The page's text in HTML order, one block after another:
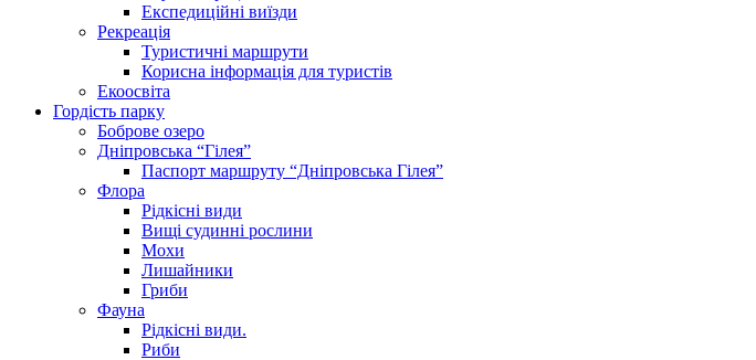
Експедиційні виїзди
Рекреація
Туристичні маршрути
Корисна інформація для туристів
Екоосвіта
Гордість парку
Боброве озеро
Дніпровська “Гілея”
Паспорт маршруту “Дніпровська Гілея”
Флора
Рідкісні види
Вищі судинні рослини
Мохи
Лишайники
Гриби
Фауна
Рідкісні види.
Риби